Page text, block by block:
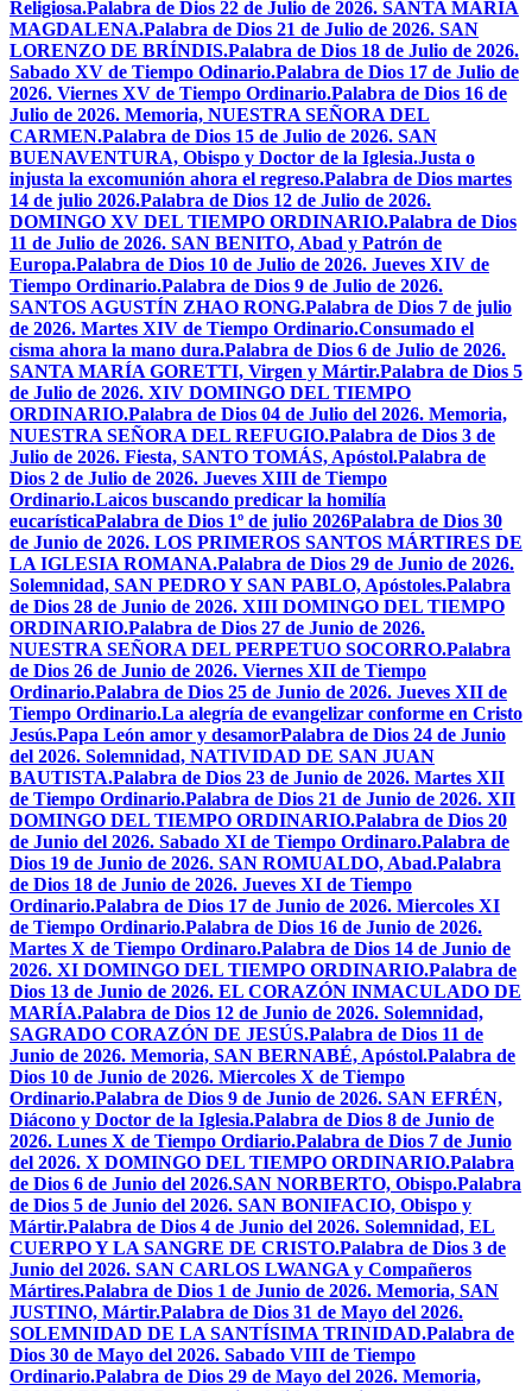
Religiosa.Palabra de Dios 22 de Julio de 2026. SANTA MARÍA
MAGDALENA.Palabra de Dios 21 de Julio de 2026. SAN
LORENZO DE BRÍNDIS.Palabra de Dios 18 de Julio de 2026.
Sabado XV de Tiempo Odinario.Palabra de Dios 17 de Julio de
2026. Viernes XV de Tiempo Ordinario.Palabra de Dios 16 de
Julio de 2026. Memoria, NUESTRA SEÑORA DEL
CARMEN.Palabra de Dios 15 de Julio de 2026. SAN
BUENAVENTURA, Obispo y Doctor de la Iglesia.Justa o
injusta la excomunión ahora el regreso.Palabra de Dios martes
14 de julio 2026.Palabra de Dios 12 de Julio de 2026.
DOMINGO XV DEL TIEMPO ORDINARIO.Palabra de Dios
11 de Julio de 2026. SAN BENITO, Abad y Patrón de
Europa.Palabra de Dios 10 de Julio de 2026. Jueves XIV de
Tiempo Ordinario.Palabra de Dios 9 de Julio de 2026.
SANTOS AGUSTÍN ZHAO RONG.Palabra de Dios 7 de julio
de 2026. Martes XIV de Tiempo Ordinario.Consumado el
cisma ahora la mano dura.Palabra de Dios 6 de Julio de 2026.
SANTA MARÍA GORETTI, Virgen y Mártir.Palabra de Dios 5
de Julio de 2026. XIV DOMINGO DEL TIEMPO
ORDINARIO.Palabra de Dios 04 de Julio del 2026. Memoria,
NUESTRA SEÑORA DEL REFUGIO.Palabra de Dios 3 de
Julio de 2026. Fiesta, SANTO TOMÁS, Apóstol.Palabra de
Dios 2 de Julio de 2026. Jueves XIII de Tiempo
Ordinario.Laicos buscando predicar la homilía
eucarísticaPalabra de Dios 1º de julio 2026Palabra de Dios 30
de Junio de 2026. LOS PRIMEROS SANTOS MÁRTIRES DE
LA IGLESIA ROMANA.Palabra de Dios 29 de Junio de 2026.
Solemnidad, SAN PEDRO Y SAN PABLO, Apóstoles.Palabra
de Dios 28 de Junio de 2026. XIII DOMINGO DEL TIEMPO
ORDINARIO.Palabra de Dios 27 de Junio de 2026.
NUESTRA SEÑORA DEL PERPETUO SOCORRO.Palabra
de Dios 26 de Junio de 2026. Viernes XII de Tiempo
Ordinario.Palabra de Dios 25 de Junio de 2026. Jueves XII de
Tiempo Ordinario.La alegría de evangelizar conforme en Cristo
Jesús.Papa León amor y desamorPalabra de Dios 24 de Junio
del 2026. Solemnidad, NATIVIDAD DE SAN JUAN
BAUTISTA.Palabra de Dios 23 de Junio de 2026. Martes XII
de Tiempo Ordinario.Palabra de Dios 21 de Junio de 2026. XII
DOMINGO DEL TIEMPO ORDINARIO.Palabra de Dios 20
de Junio del 2026. Sabado XI de Tiempo Ordinaro.Palabra de
Dios 19 de Junio de 2026. SAN ROMUALDO, Abad.Palabra
de Dios 18 de Junio de 2026. Jueves XI de Tiempo
Ordinario.Palabra de Dios 17 de Junio de 2026. Miercoles XI
de Tiempo Ordinario.Palabra de Dios 16 de Junio de 2026.
Martes X de Tiempo Ordinaro.Palabra de Dios 14 de Junio de
2026. XI DOMINGO DEL TIEMPO ORDINARIO.Palabra de
Dios 13 de Junio de 2026. EL CORAZÓN INMACULADO DE
MARÍA.Palabra de Dios 12 de Junio de 2026. Solemnidad,
SAGRADO CORAZÓN DE JESÚS.Palabra de Dios 11 de
Junio de 2026. Memoria, SAN BERNABÉ, Apóstol.Palabra de
Dios 10 de Junio de 2026. Miercoles X de Tiempo
Ordinario.Palabra de Dios 9 de Junio de 2026. SAN EFRÉN,
Diácono y Doctor de la Iglesia.Palabra de Dios 8 de Junio de
2026. Lunes X de Tiempo Ordiario.Palabra de Dios 7 de Junio
del 2026. X DOMINGO DEL TIEMPO ORDINARIO.Palabra
de Dios 6 de Junio del 2026.SAN NORBERTO, Obispo.Palabra
de Dios 5 de Junio del 2026. SAN BONIFACIO, Obispo y
Mártir.Palabra de Dios 4 de Junio del 2026. Solemnidad, EL
CUERPO Y LA SANGRE DE CRISTO.Palabra de Dios 3 de
Junio del 2026. SAN CARLOS LWANGA y Compañeros
Mártires.Palabra de Dios 1 de Junio de 2026. Memoria, SAN
JUSTINO, Mártir.Palabra de Dios 31 de Mayo del 2026.
SOLEMNIDAD DE LA SANTÍSIMA TRINIDAD.Palabra de
Dios 30 de Mayo del 2026. Sabado VIII de Tiempo
Ordinario.Palabra de Dios 29 de Mayo del 2026. Memoria,